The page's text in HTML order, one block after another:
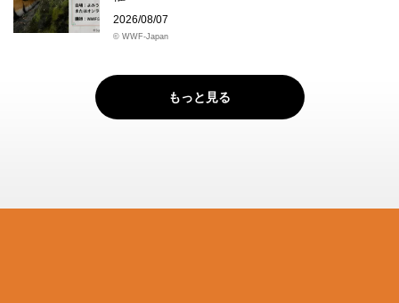
2026/08/07
© WWF-Japan
もっと見る